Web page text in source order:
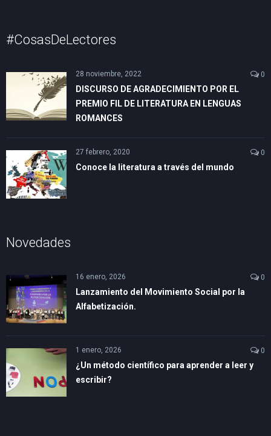
#CosasDeLectores
28 noviembre, 2022 0
DISCURSO DE AGRADECIMIENTO POR EL
PREMIO FIL DE LITERATURA EN LENGUAS
ROMANCES
27 febrero, 2020 0
Conoce la literatura a través del mundo
Novedades
16 enero, 2026 0
Lanzamiento del Movimiento Social por la
Alfabetización.
1 enero, 2026 0
¿Un método científico para aprender a leer y
escribir?